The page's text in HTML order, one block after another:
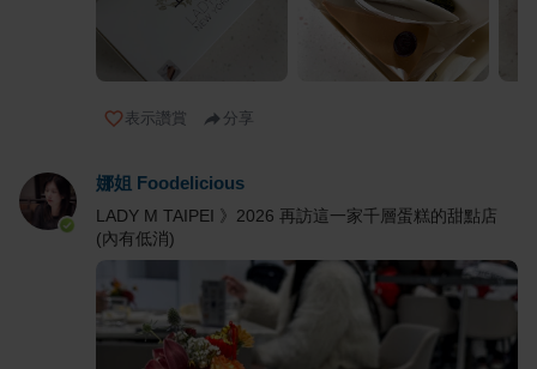
表示讚賞 分享
娜姐 Foodelicious
LADY M TAIPEI 》2026 再訪這一家千層蛋糕的甜點店
(內有低消)